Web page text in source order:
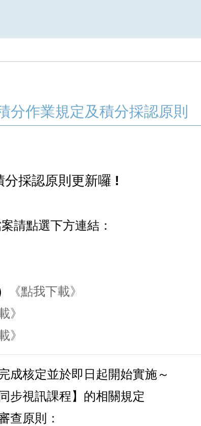
分作業規定及積分採認原則
採認原則更新囉 !
請點選下方連結：
《點我下載》
》
》
成核定並於即日起開始實施～
步視訊課程】 的相關規定
查原則：